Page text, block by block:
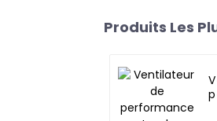
Produits Les